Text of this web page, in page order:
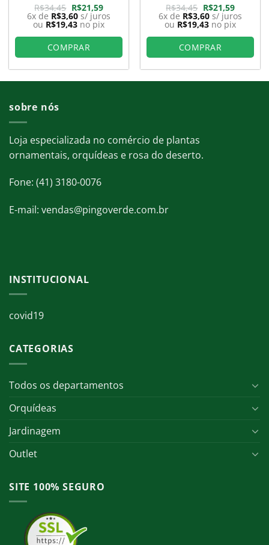
R$34,45 O
preço
original
era:
R$34,45.
R$21,59O
preço
atual
é:
R$21,59.
6x de R$3,60 s/ juros
ou R$19,43 no pix
COMPRAR
R$34,45 O
preço
original
era:
R$34,45.
R$21,59O
preço
atual
é:
R$21,59.
6x de R$3,60 s/ juros
ou R$19,43 no pix
COMPRAR
sobre nós
Loja especializada no comércio de plantas
ornamentais, orquídeas e rosa do deserto.
Fone: (41) 3180-0076
E-mail: vendas@pingoverde.com.br
INSTITUCIONAL
covid19
CATEGORIAS
Todos os departamentos
Orquídeas
Jardinagem
Outlet
SITE 100% SEGURO